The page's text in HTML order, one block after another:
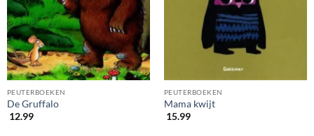
PEUTERBOEKEN
De Gruffalo
12.99
PEUTERBOEKEN
Mama kwijt
15.99